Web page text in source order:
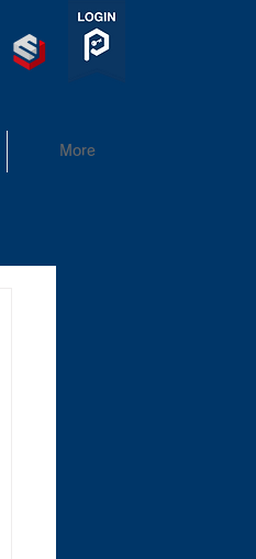
More